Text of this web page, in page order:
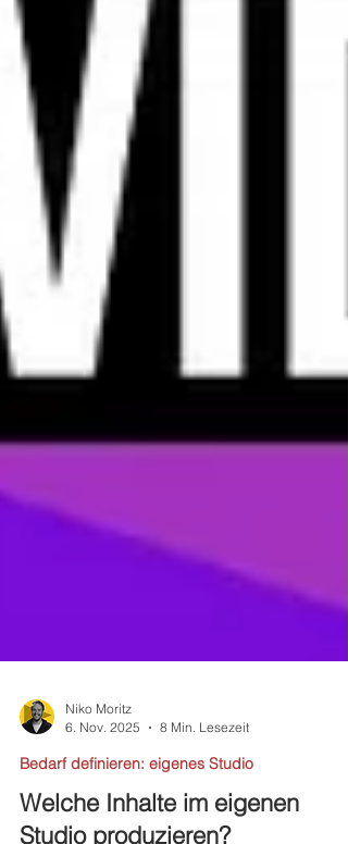
6. Nov. 2025
8 Min. Lesezeit
Bedarf definieren: eigenes Studio